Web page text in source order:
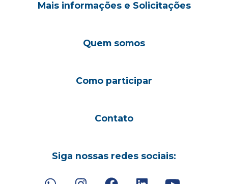
Mais informações e Solicitações
Quem somos
Como participar
Contato
Siga nossas redes sociais: